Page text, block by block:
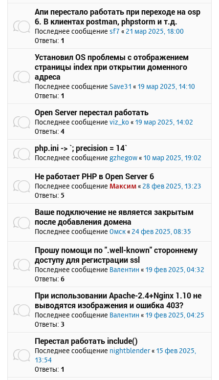
Апи перестало работать при переходе на osp
6. В клиентах postman, phpstorm и т.д.
Последнее сообщение sf7 « 21 мар 2025, 18:00
Ответы: 1
Установил OS проблемы с отображением
страницы index при открытии доменного
адреса
Последнее сообщение Save31 « 19 мар 2025, 14:10
Ответы: 1
Open Server перестал работать
Последнее сообщение viz_ko « 19 мар 2025, 14:02
Ответы: 4
php.ini -> `; precision = 14`
Последнее сообщение gzhegow « 10 мар 2025, 19:02
Не работает PHP в Open Server 6
Последнее сообщение Максим « 28 фев 2025, 13:23
Ответы: 5
Ваше подключение не является закрытым
после добавления домена
Последнее сообщение Омск « 24 фев 2025, 08:35
Прошу помощи по ".well-known" стороннему
доступу для регистрации ssl
Последнее сообщение Валентин « 19 фев 2025, 04:32
Ответы: 6
При использовании Apache-2.4+Nginx 1.10 не
выводятся изображения и ошибка 403?
Последнее сообщение Валентин « 19 фев 2025, 04:25
Ответы: 3
Перестал работать include()
Последнее сообщение nightblender « 15 фев 2025,
13:54
Ответы: 1